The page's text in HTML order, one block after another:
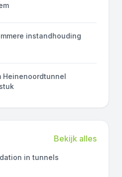
instandhouding
Heinenoordtunnel
Bekijk alles
in tunnels